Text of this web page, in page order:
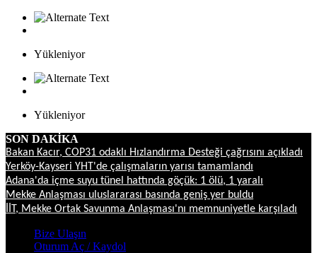
Yükleniyor
Yükleniyor
SON DAKİKA
Bakan Kacır, COP31 odaklı Hızlandırma Desteği çağrısını açıkladı
Yerköy-Kayseri YHT'de çalışmaların yarısı tamamlandı
Adana'da içme suyu tünel hattında göçük: 1 ölü, 1 yaralı
Mekke Anlaşması uluslararası basında geniş yer buldu
İİT, Mekke Ortak Savunma Anlaşması'nı memnuniyetle karşıladı
Bize Ulaşın
Oturum Aç / Kaydol